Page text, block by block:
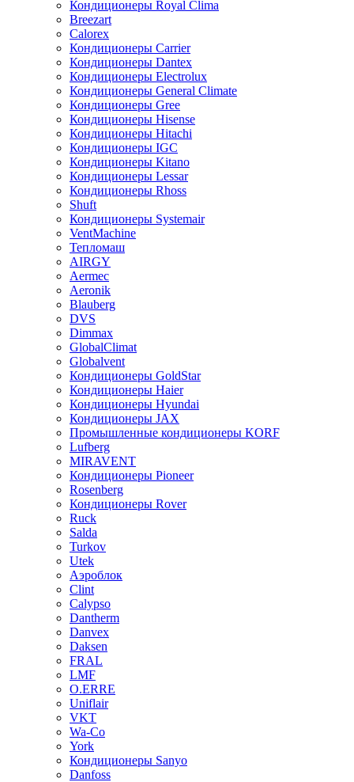
Кондиционеры Royal Clima
Breezart
Calorex
Кондиционеры Carrier
Кондиционеры Dantex
Кондиционеры Electrolux
Кондиционеры General Climate
Кондиционеры Gree
Кондиционеры Hisense
Кондиционеры Hitachi
Кондиционеры IGC
Кондиционеры Kitano
Кондиционеры Lessar
Кондиционеры Rhoss
Shuft
Кондиционеры Systemair
VentMachine
Тепломаш
AIRGY
Aermec
Aeronik
Blauberg
DVS
Dimmax
GlobalClimat
Globalvent
Кондиционеры GoldStar
Кондиционеры Haier
Кондиционеры Hyundai
Кондиционеры JAX
Промышленные кондиционеры KORF
Lufberg
MIRAVENT
Кондиционеры Pioneer
Rosenberg
Кондиционеры Rover
Ruck
Salda
Turkov
Utek
Аэроблок
Clint
Calypso
Dantherm
Danvex
Daksen
FRAL
LMF
O.ERRE
Uniflair
VKT
Wa-Co
York
Кондиционеры Sanyo
Danfoss